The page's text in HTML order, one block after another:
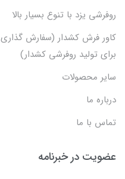
روفرشی یزد با تنوع بسیار بالا
کاور فرش کشدار (سفارش گذاری
برای تولید روفرشی کشدار)
سایر محصولات
درباره ما
تماس با ما
عضویت در خبرنامه